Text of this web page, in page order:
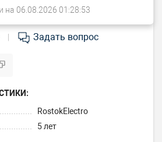
на 06.08.2026 01:28:53
Задать вопрос
RostokElectro
5 лет